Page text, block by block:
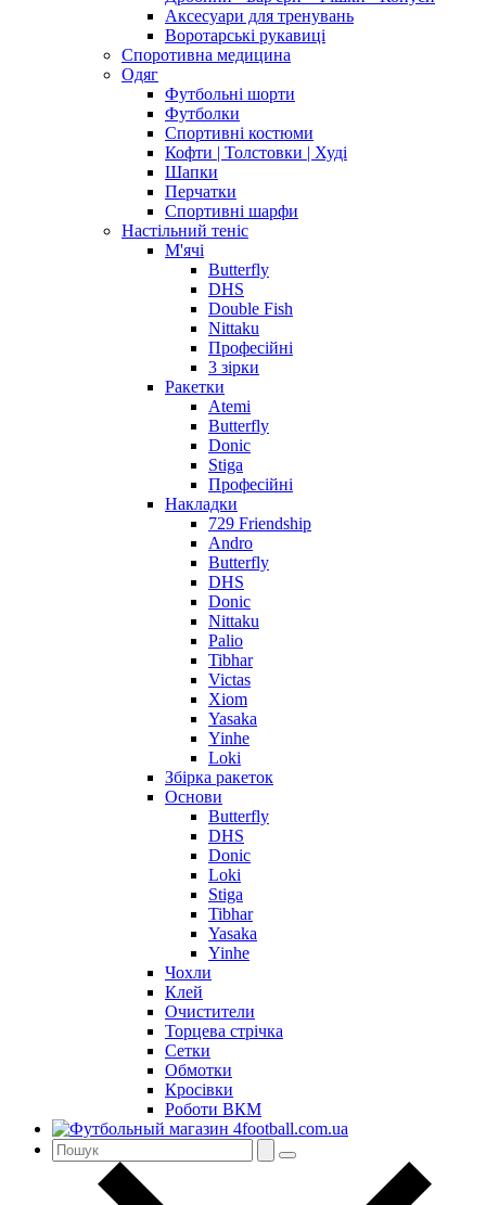
Аксесуари для тренувань
Воротарські рукавиці
Споротивна медицина
Одяг
Футбольні шорти
Футболки
Спортивні костюми
Кофти | Толстовки | Худі
Шапки
Перчатки
Спортивні шарфи
Настільний теніс
М'ячі
Butterfly
DHS
Double Fish
Nittaku
Професійні
3 зірки
Ракетки
Atemi
Butterfly
Donic
Stiga
Професійні
Накладки
729 Friendship
Andro
Butterfly
DHS
Donic
Nittaku
Palio
Tibhar
Victas
Xiom
Yasaka
Yinhe
Loki
Збірка ракеток
Основи
Butterfly
DHS
Donic
Loki
Stiga
Tibhar
Yasaka
Yinhe
Чохли
Клей
Очистители
Торцева стрічка
Сетки
Обмотки
Кросівки
Роботи ВКМ